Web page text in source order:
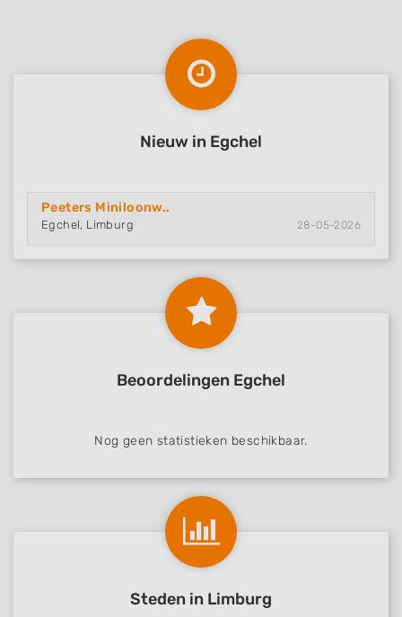
Nieuw in Egchel
Peeters Miniloonw..
Egchel, Limburg 28-05-2026
Beoordelingen Egchel
Nog geen statistieken beschikbaar.
Steden in Limburg